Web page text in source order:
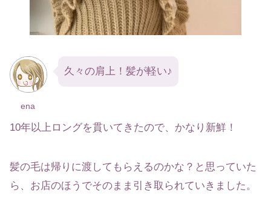
ena
久々の肩上！髪が軽い♪
10年以上ロングを貫いてきたので、かなり新鮮！
髪の毛は帰りに渡してもらえるのかな？と思っていた
ら、お店のほうでそのまま引き取られていきました。